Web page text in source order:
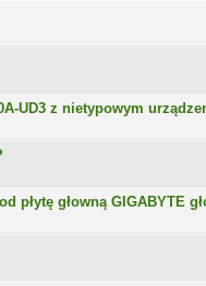
gwiazdek
gwiazdek
UD3 z nietypowym
5 gwiazdek
gwiazdek
płytę głowną GIGABYTE
5 gwiazdek
gwiazdek